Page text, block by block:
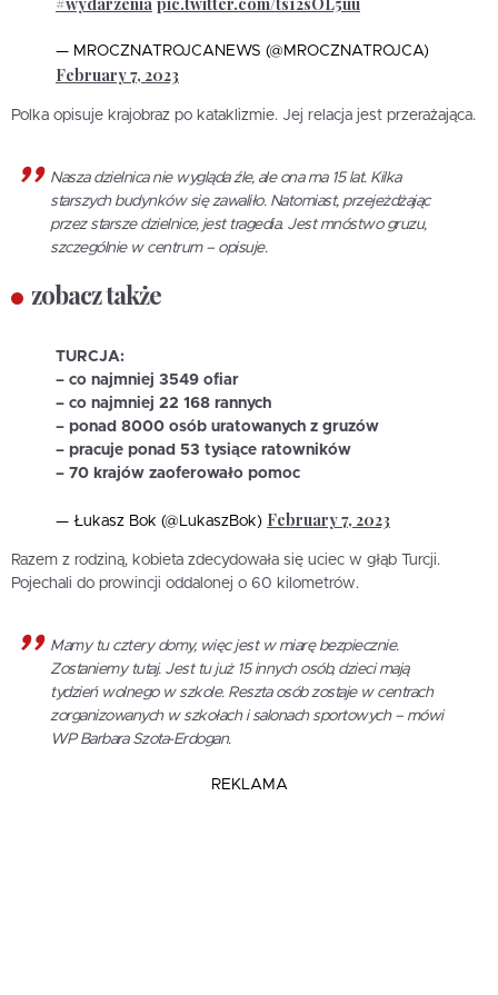
— MROCZNATROJCANEWS (@MROCZNATROJCA)
February 7, 2023
Polka opisuje krajobraz po kataklizmie. Jej relacja jest przerażająca.
Nasza dzielnica nie wygląda źle, ale ona ma 15 lat. Kilka
starszych budynków się zawaliło. Natomiast, przejeżdżając
przez starsze dzielnice, jest tragedia. Jest mnóstwo gruzu,
szczególnie w centrum – opisuje.
zobacz także
TURCJA:
– co najmniej 3549 ofiar
– co najmniej 22 168 rannych
– ponad 8000 osób uratowanych z gruzów
– pracuje ponad 53 tysiące ratowników
– 70 krajów zaoferowało pomoc
— Łukasz Bok (@LukaszBok) February 7, 2023
Razem z rodziną, kobieta zdecydowała się uciec w głąb Turcji.
Pojechali do prowincji oddalonej o 60 kilometrów.
Mamy tu cztery domy, więc jest w miarę bezpiecznie.
Zostaniemy tutaj. Jest tu już 15 innych osób, dzieci mają
tydzień wolnego w szkole. Reszta osób zostaje w centrach
zorganizowanych w szkołach i salonach sportowych – mówi
WP Barbara Szota-Erdogan.
REKLAMA